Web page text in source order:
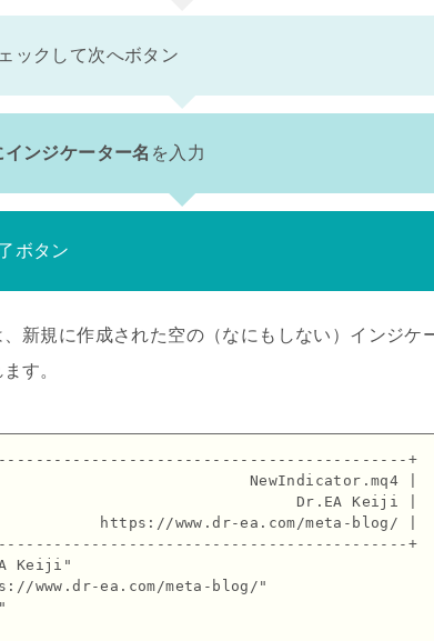
ックして次へボタン
ンジケーター名 を入力
ボタン
新規に作成された空の（なにもしない）インジケ
す。
+
NewIndicator.mq4 |
Dr.EA Keiji |
https://www.dr-ea.com/meta-blog/ |
+
Keiji"
ea.com/meta-blog/"